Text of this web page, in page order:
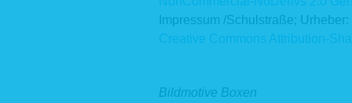
Impressum /Schulstraße;
Creative Commons Attribution-
Bildmotive Boxen
(z. B.
werden